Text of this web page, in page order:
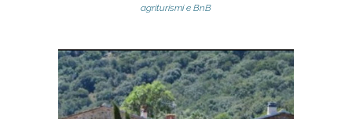
agriturismi e BnB